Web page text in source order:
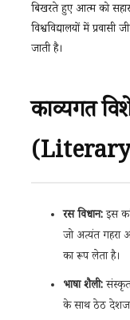
बिखरते हुए आत्म को
विश्वविद्यालयों में
जाती है।
काव्यगत
रस विधान:इस
जो अत्यंत गहरा
का रूप लेता है।
भाषा शैली:
के साथ ठेठ देशज